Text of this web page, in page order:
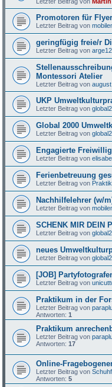
Promotoren für
Letzter Beitrag von
geringfügig freie/r
Letzter Beitrag von
Montessori Atelier
Letzter Beitrag vonaugust
UKP
Letzter Beitrag von
Global 2000
Letzter Beitrag von
Engagierte
Letzter Beitrag von
Ferienbetreuung
Letzter Beitrag von
Nachhilfelehrer (w/
Letzter Beitrag von
SCHENK MIR DEIN
Letzter Beitrag von
neues
Letzter Beitrag von
[JOB]
Letzter Beitrag von
Praktikum in der
Letzter Beitrag von
Antworten:1
Praktikum
Letzter Beitrag von
Antworten:17
Online-
Letzter Beitrag von
Antworten:5